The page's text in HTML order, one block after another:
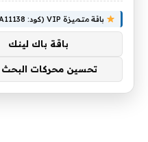
باقة متميزة VIP (كود: AA11138):
باقة باك لينك
تحسين محركات البحث SEO